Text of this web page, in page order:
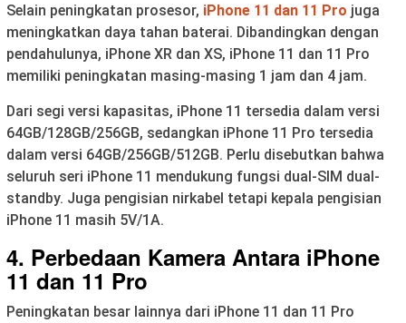
Selain peningkatan prosesor, iPhone 11 dan 11 Pro juga
meningkatkan daya tahan baterai. Dibandingkan dengan
pendahulunya, iPhone XR dan XS, iPhone 11 dan 11 Pro
memiliki peningkatan masing-masing 1 jam dan 4 jam.
Dari segi versi kapasitas, iPhone 11 tersedia dalam versi
64GB/128GB/256GB, sedangkan iPhone 11 Pro tersedia
dalam versi 64GB/256GB/512GB. Perlu disebutkan bahwa
seluruh seri iPhone 11 mendukung fungsi dual-SIM dual-
standby. Juga pengisian nirkabel tetapi kepala pengisian
iPhone 11 masih 5V/1A.
4. Perbedaan Kamera Antara iPhone
11 dan 11 Pro
Peningkatan besar lainnya dari iPhone 11 dan 11 Pro